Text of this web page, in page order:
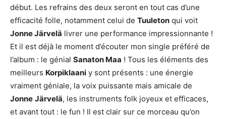
début. Les refrains des deux seront en tout cas d’une
efficacité folle, notamment celui de Tuuleton qui voit
Jonne Järvelä livrer une performance impressionnante !
Et il est déjà le moment d’écouter mon single préféré de
l’album : le génial Sanaton Maa ! Tous les éléments des
meilleurs Korpiklaani y sont présents : une énergie
vraiment géniale, la voix puissante mais amicale de
Jonne Järvelä, les instruments folk joyeux et efficaces,
et avant tout : le fun ! Il est clair sur ce morceau qu’on